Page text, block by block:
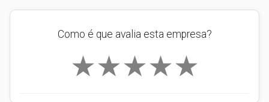
Como é que avalia esta empresa?
★
★
★
★
★